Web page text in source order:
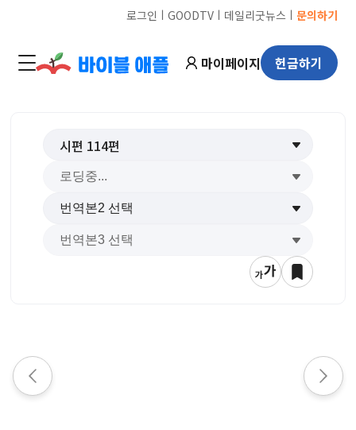
로그인 ㅣ GOODTVㅣ 데일리굿뉴스 ㅣ 문의하기
마이페이지 헌금하기
시편 114편